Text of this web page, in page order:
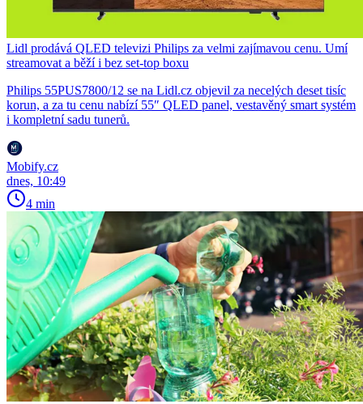
Lidl prodává QLED televizi Philips za velmi zajímavou cenu. Umí
streamovat a běží i bez set-top boxu
Philips 55PUS7800/12 se na Lidl.cz objevil za necelých deset tisíc
korun, a za tu cenu nabízí 55″ QLED panel, vestavěný smart systém
i kompletní sadu tunerů.
Mobify.cz
dnes, 10:49
4 min